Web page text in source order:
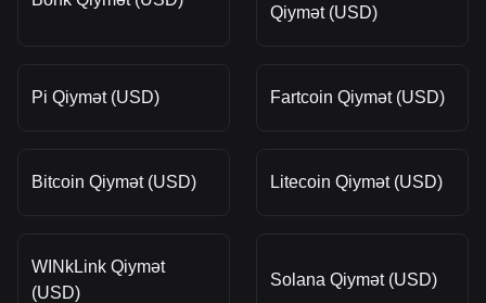
Qiymət (USD)
Pi Qiymət (USD) Fartcoin Qiymət (USD)
Bitcoin Qiymət (USD) Litecoin Qiymət (USD)
WINkLink Qiymət
(USD)
Solana Qiymət (USD)